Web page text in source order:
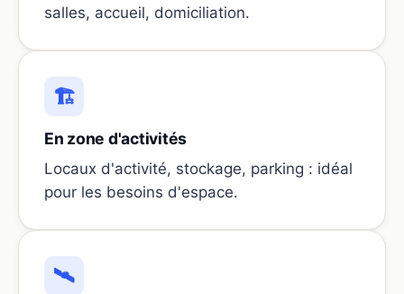
salles, accueil, domiciliation.
🏗️
En zone d'activités
Locaux d'activité, stockage, parking : idéal
pour les besoins d'espace.
🛰️